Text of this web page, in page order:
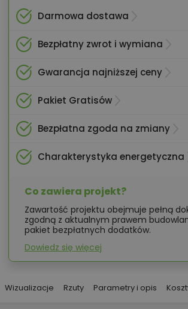
Darmowa dostawa
Bezpłatny zwrot i wymiana
Gwarancja najniższej ceny
Pakiet Gratisów
Bezpłatna zgoda na zmiany
Charakterystyka energetyczna
Co zawiera projekt?
Zawartość projektu obejmuje pełną
zgodną z aktualnym prawem
pakiet bezpłatnych dodatków.
Dowiedz się więcej
Wizualizacje Rzuty Parametry i opis